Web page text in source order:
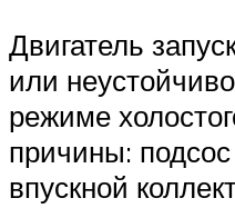
Двигатель
или
режиме
причины:
впускной